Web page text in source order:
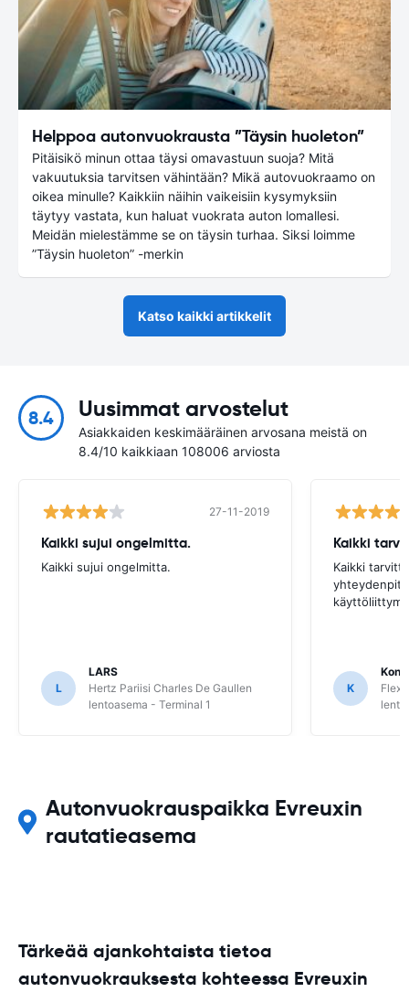
Helppoa autonvuokrausta ”Täysin huoleton”
Pitäisikö minun ottaa täysi omavastuun suoja? Mitä
vakuutuksia tarvitsen vähintään? Mikä autovuokraamo on
oikea minulle? Kaikkiin näihin vaikeisiin kysymyksiin
täytyy vastata, kun haluat vuokrata auton lomallesi.
Meidän mielestämme se on täysin turhaa. Siksi loimme
”Täysin huoleton” -merkin
Katso kaikki artikkelit
8.4 Uusimmat arvostelut
Asiakkaiden keskimääräinen arvosana meistä on
8.4/10 kaikkiaan 108006 arviosta
27-11-2019
Kaikki sujui ongelmitta.
Kaikki sujui ongelmitta.
L
LARS
Hertz Pariisi Charles De Gaullen
lentoasema - Terminal 1
Kaikki
Kaikki
K
Flex
Autonvuokrauspaikka Evreuxin
rautatieasema
Tärkeää ajankohtaista tietoa
autonvuokrauksesta kohteessa Evreuxin